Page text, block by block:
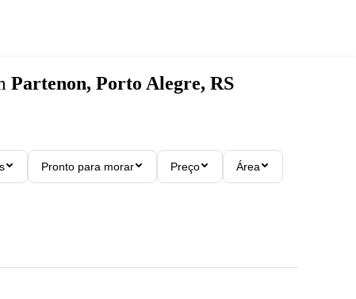
Partenon, Porto Alegre, RS
Pronto para morar Preço Área